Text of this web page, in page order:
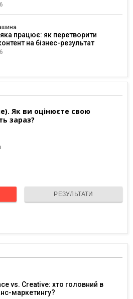
яка працює: як перетворити
на бізнес-результат
Як ви оцінюєте свою
зараз?
РЕЗУЛЬТАТИ
vs. Creative: хто головний в
маркетингу?